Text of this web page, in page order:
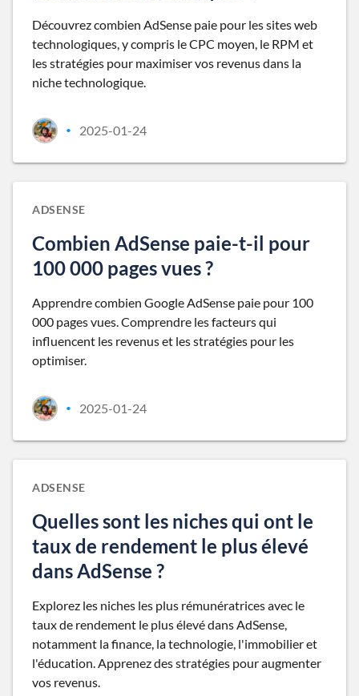
Découvrez combien AdSense paie pour les sites web
technologiques, y compris le CPC moyen, le RPM et
les stratégies pour maximiser vos revenus dans la
niche technologique.
• 2025-01-24
ADSENSE
Combien AdSense paie-t-il pour
100 000 pages vues ?
Apprendre combien Google AdSense paie pour 100
000 pages vues. Comprendre les facteurs qui
influencent les revenus et les stratégies pour les
optimiser.
• 2025-01-24
ADSENSE
Quelles sont les niches qui ont le
taux de rendement le plus élevé
dans AdSense ?
Explorez les niches les plus rémunératrices avec le
taux de rendement le plus élevé dans AdSense,
notamment la finance, la technologie, l'immobilier et
l'éducation. Apprenez des stratégies pour augmenter
vos revenus.